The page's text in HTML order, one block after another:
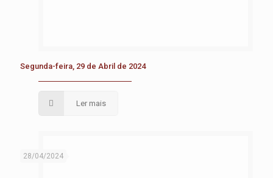
Segunda-feira, 29 de Abril de 2024
Ler mais
28/04/2024